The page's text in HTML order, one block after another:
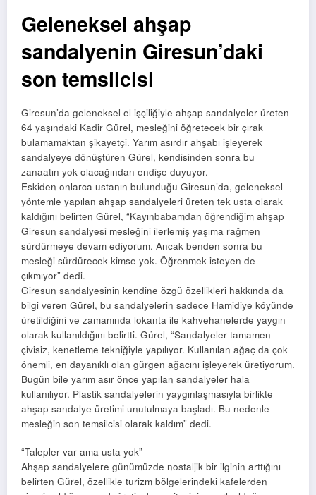
Geleneksel ahşap
sandalyenin Giresun’daki
son temsilcisi
Giresun’da geleneksel el işçiliğiyle ahşap sandalyeler üreten
64 yaşındaki Kadir Gürel, mesleğini öğretecek bir çırak
bulamamaktan şikayetçi. Yarım asırdır ahşabı işleyerek
sandalyeye dönüştüren Gürel, kendisinden sonra bu
zanaatın yok olacağından endişe duyuyor.
Eskiden onlarca ustanın bulunduğu Giresun’da, geleneksel
yöntemle yapılan ahşap sandalyeleri üreten tek usta olarak
kaldığını belirten Gürel, “Kayınbabamdan öğrendiğim ahşap
Giresun sandalyesi mesleğini ilerlemiş yaşıma rağmen
sürdürmeye devam ediyorum. Ancak benden sonra bu
mesleği sürdürecek kimse yok. Öğrenmek isteyen de
çıkmıyor” dedi.
Giresun sandalyesinin kendine özgü özellikleri hakkında da
bilgi veren Gürel, bu sandalyelerin sadece Hamidiye köyünde
üretildiğini ve zamanında lokanta ile kahvehanelerde yaygın
olarak kullanıldığını belirtti. Gürel, “Sandalyeler tamamen
çivisiz, kenetleme tekniğiyle yapılıyor. Kullanılan ağaç da çok
önemli, en dayanıklı olan gürgen ağacını işleyerek üretiyorum.
Bugün bile yarım asır önce yapılan sandalyeler hala
kullanılıyor. Plastik sandalyelerin yaygınlaşmasıyla birlikte
ahşap sandalye üretimi unutulmaya başladı. Bu nedenle
mesleğin son temsilcisi olarak kaldım” dedi.
“Talepler var ama usta yok”
Ahşap sandalyelere günümüzde nostaljik bir ilginin arttığını
belirten Gürel, özellikle turizm bölgelerindeki kafelerden